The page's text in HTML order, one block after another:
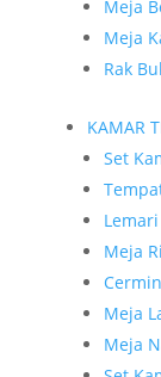
Meja
Meja
Rak
KAMAR
Set
Meja
Meja
Meja